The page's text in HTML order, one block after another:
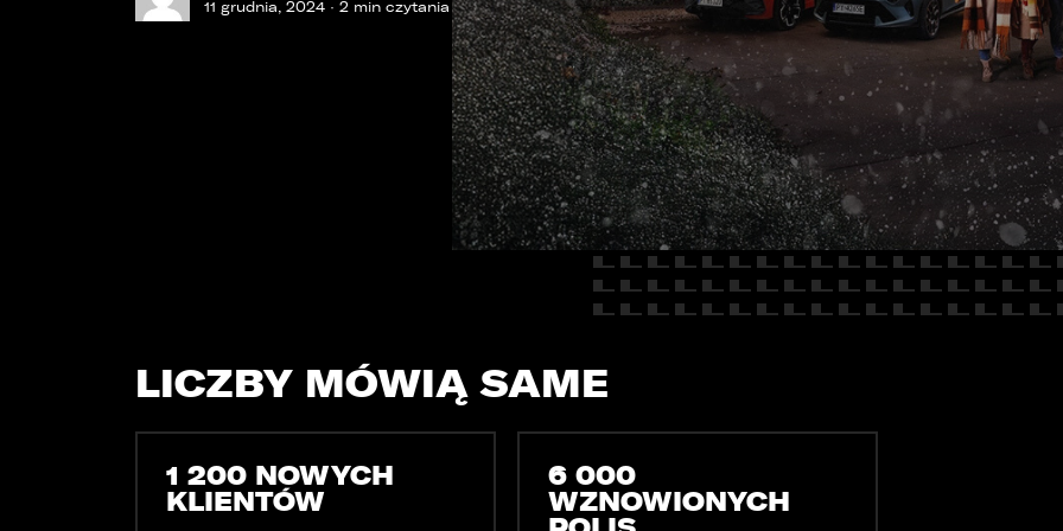
Car detailing
Stacja kontroli pojazdów
Serwis mechaniczny
Sprawdzenie samochodu
Fakturatka
Ubezpieczenia
Fundacja
Wrocław
NAPISZ DO
11 grudnia, 2024 · 2 min czytania
LICZBY MÓWIĄ SAME
1 200 NOWYCH
KLIENTÓW
6 000
WZNOWIONYCH